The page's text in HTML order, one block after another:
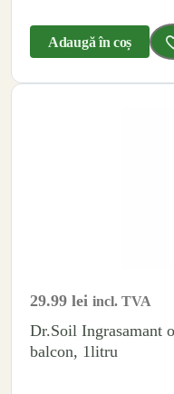
Adaugă în coș
29.99 lei incl. TVA
Dr.Soil Ingrasamant
balcon, 1litru